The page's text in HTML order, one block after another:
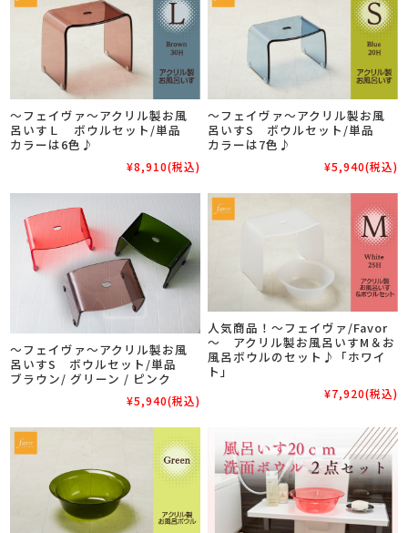
～フェイヴァ～アクリル製お風
呂いすＬ ボウルセット/単品
カラーは6色♪
¥8,910(税込)
～フェイヴァ～アクリル製お風
呂いすS ボウルセット/単品
カラーは7色♪
¥5,940(税込)
～フェイヴァ～アクリル製お風
呂いすS ボウルセット/単品
ブラウン/ グリーン / ピンク
¥5,940(税込)
人気商品！～フェイヴァ/Favor
～ アクリル製お風呂いすM＆お
風呂ボウルのセット♪「ホワイ
ト」
¥7,920(税込)